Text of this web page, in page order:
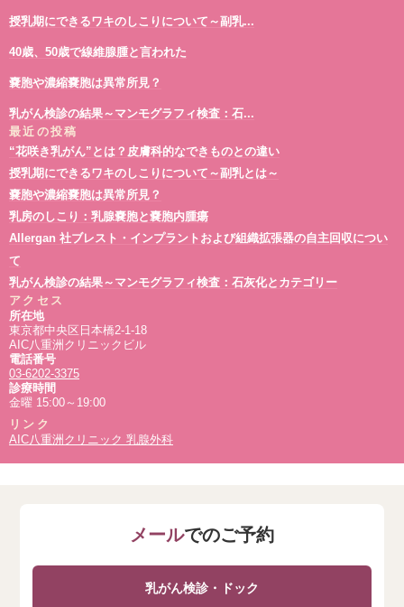
授乳期に感じる乳房のしこり
乳がん検診で「乳腺嚢胞」と結果が出たときは
乳がんの触診について思うこと
超音波検査の特性
低容量ピルと乳癌リスク
マンモグラフィ検査も受けておいたほうが良い？
線維腺腫が大きくなってきた！？
更年期障害の治療と乳癌
40歳、50歳で線維腺腫と言われた
乳がん検診は超音波が一番良い？
忙しい方こそ乳がん検診を受けたほうが良い！？
血性乳頭分泌で見つかった乳癌
乳がん検診 マンモグラフィ検査結果の「構築の乱れ」とは？
乳腺腫瘤の再検査― 生検について
偶然発見した乳腺腫瘤
小さな線維腺腫は要注意？
乳がんでも手術したくない
視触診は必要か
生検をすべきか～生検の必要性～
局所的非対称性陰影とは？
乳管内乳頭腫や嚢胞内乳頭腫って何？
小さな線維腺腫は要注意？
40歳、50歳で線維腺腫と言われた
嚢胞の周辺が痛くて心配な時は
血性乳頭分泌で見つかった乳癌
偶然発見した乳腺腫瘤
乳腺症と診断されています～乳腺症とは～
乳管内乳頭腫や嚢胞内乳頭腫って何？
ステージとサブタイプ
最近の乳癌手術の傾向
日々の診療より見えてくる乳癌についての正しい知識、間違った理解
マンモグラフィは痛いからしたくない
乳がんにおける乳房再建について
定期的な健康診断を受けましょう
明けましておめでとうございます
乳がん化学療法の副作用と漢方薬
腫瘍マーカーと乳がん検診
脂肪注入で豊胸した方のしこりについて
がんの増殖能を表すki67とは？
乳腺腫瘤とカテゴリーについて
乳がんの原因は？ストレスや食生活は関係ある？
乳がんの初期で症状はあるか
授乳期に感じる乳房のしこり
妊娠中の乳がん検診について
更年期障害に関連した症状と漢方薬について
乳がん治療の化学療法について
男性の乳がんについて
授乳期にできるワキのしこりについて～副乳...
40歳、50歳で線維腺腫と言われた
嚢胞や濃縮嚢胞は異常所見？
乳がん検診の結果～マンモグラフィ検査：石...
最近の投稿
“花咲き乳がん”とは？皮膚科的なできものとの違い
授乳期にできるワキのしこりについて～副乳とは～
嚢胞や濃縮嚢胞は異常所見？
乳房のしこり：乳腺嚢胞と嚢胞内腫瘍
Allergan 社ブレスト・インプラントおよび組織拡張器の自主回収につい
て
乳がん検診の結果～マンモグラフィ検査：石灰化とカテゴリー
アクセス
所在地
東京都中央区日本橋2-1-18
AIC八重洲クリニックビル
電話番号
03-6202-3375
診療時間
金曜 15:00～19:00
リンク
AIC八重洲クリニック 乳腺外科
メールでのご予約
乳がん検診・ドック